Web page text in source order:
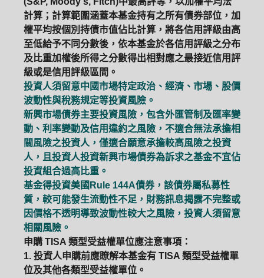
計算；計算範圍涵蓋本基金持有之所有債券部位，加
權平均按個別持債市值佔比計算，將各信用評級由高
至低給予不同分數後，依本基金於各信用評級之分布
及比重加權後所得之分數得出相對應之最接近信用評
級或是信用評級區間。
投資人須留意中國市場特定政治、經濟、市場、股價
波動性與稅務規定等投資風險。
新興市場債券主要投資風險，包含外匯管制及匯率變
動、利率變動及信用違約之風險，不適合無法承擔相
關風險之投資人，僅適合願意承擔較高風險之投資
人，且投資人投資新興市場債券為訴求之基金不宜佔
投資組合過高比重。
基金得投資美國Rule 144A債券，該債券屬私募性
質，較可能發生流動性不足，財務訊息揭露不完整或
因價格不透明導致波動性較大之風險，投資人須留意
相關風險。
申購 TISA 類型受益權單位應注意事項：
1. 投資人申購前應瞭解本基金有 TISA 類型受益權單
位及其他各類型受益權單位。